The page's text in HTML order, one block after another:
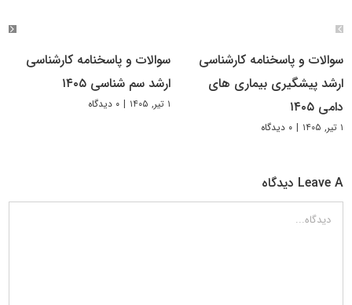
سوالات و پاسخنامه کارشناسی
ارشد پیشگیری بیماری های
دامی ۱۴۰۵
۱ تیر, ۱۴۰۵ | ۰ دیدگاه
سوالات و پاسخنامه کارشناسی
ارشد سم شناسی ۱۴۰۵
۱ تیر, ۱۴۰۵ | ۰ دیدگاه
Leave A دیدگاه
دیدگاه